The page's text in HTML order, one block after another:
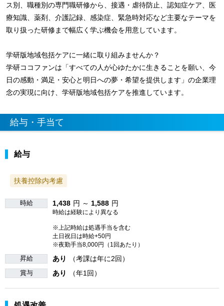
ス別、職種別の専門職研修から、接遇・虐待防止、認知症ケア、医
療知識、薬剤、介護記録、感染症、緊急時対応など主要なテーマを
取り扱った研修まで幅広く学ぶ機会を用意しています。
学研版地域包括ケアに一緒に取り組みませんか？
学研ココファンは「すべての人が心ゆたかに生きることを願い、今
日の感動・満足・安心と明日への夢・希望を提供します」の企業理
念の実現に向け、学研版地域包括ケアを推進しています。
給与・手当て
給与
扶養控除内考慮
時給 1,438 円 ～ 1,588 円
時給は経験により異なる
※上記時給は処遇手当を含む
土日祝日は時給+50円
※夜勤手当8,000円（1回あたり）
昇給 あり （考課は年に2回）
賞与 あり （年1回）